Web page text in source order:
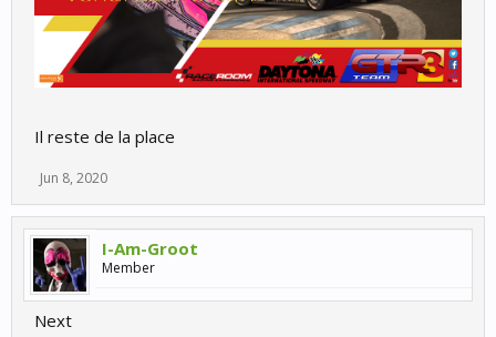
Il reste de la place
Jun 8, 2020
I-Am-Groot
Member
Next